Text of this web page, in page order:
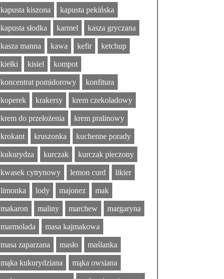
kapusta kiszona kapusta pekińska
kapusta słodka karmel kasza gryczana
kasza manna kawa kefir ketchup
kiełki kisiel kompot
koncentrat pomidorowy konfitura
koperek krakersy krem czekoladowy
krem do przełożenia krem pralinowy
krokant kruszonka kuchenne porady
kukurydza kurczak kurczak pieczony
kwasek cytrynowy lemon curd likier
limonka lody majonez mak
makaron maliny marchew margaryna
marmolada masa kajmakowa
masa zaparzana masło maślanka
mąka kukurydziana mąka owsiana